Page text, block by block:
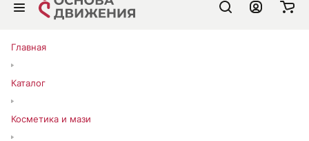
Главная
Каталог
Косметика и мази